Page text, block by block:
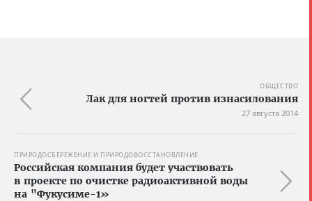
ОБЩЕСТВО
Лак для ногтей против изнасилования
27 августа 2014
ПРИРОДОСБЕРЕЖЕНИЕ И ПРИРОДОВОССТАНОВЛЕНИЕ
Российская компания будет участвовать
в проекте по очистке радиоактивной воды
на "Фукусиме-1»